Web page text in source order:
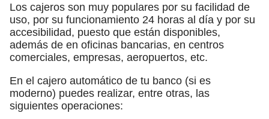
Los cajeros son muy populares por su facilidad de
uso, por su funcionamiento 24 horas al día y por su
accesibilidad, puesto que están disponibles,
además de en oficinas bancarias, en centros
comerciales, empresas, aeropuertos, etc.
En el cajero automático de tu banco (si es
moderno) puedes realizar, entre otras, las
siguientes operaciones: